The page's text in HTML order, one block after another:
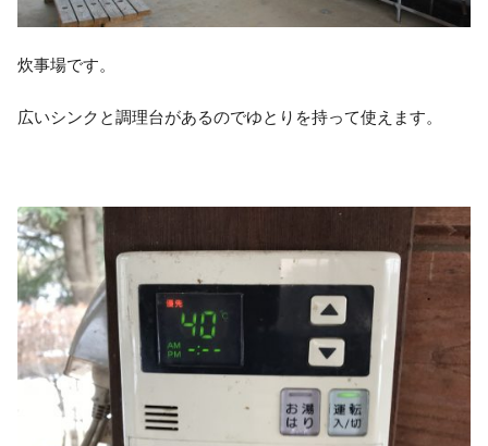
炊事場です。
広いシンクと調理台があるのでゆとりを持って使えます。